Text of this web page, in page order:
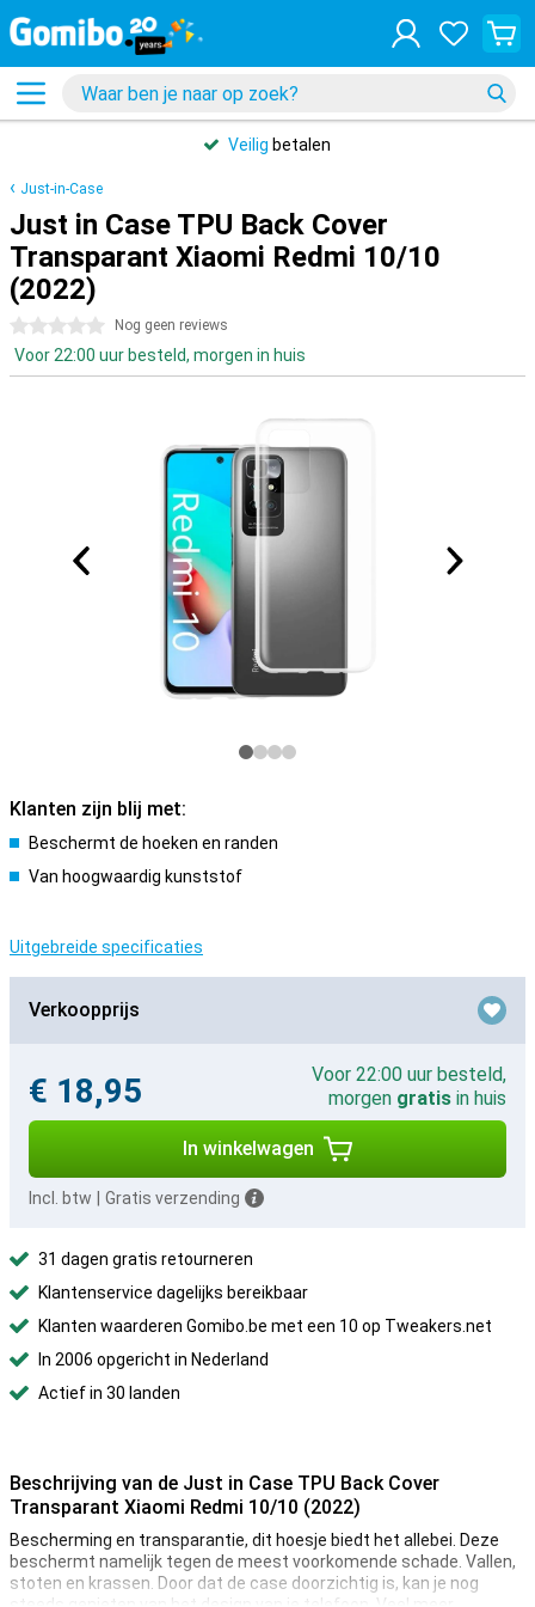
Veilig betalen
Just-in-Case
Just in Case TPU Back Cover
Transparant Xiaomi Redmi 10/10
(2022)
0 sterren Nog geen reviews
Voor 22:00 uur besteld, morgen in huis
Klanten zijn blij met:
Beschermt de hoeken en randen
Van hoogwaardig kunststof
Uitgebreide specificaties
Verkoopprijs
€ 18,95
Voor 22:00 uur besteld,
morgen gratis in huis
In winkelwagen
Incl. btw Gratis verzending
31 dagen gratis retourneren
Klantenservice dagelijks bereikbaar
Klanten waarderen Gomibo.be met een 10 op Tweakers.net
In 2006 opgericht in Nederland
Actief in 30 landen
Beschrijving van de Just in Case TPU Back Cover
Transparant Xiaomi Redmi 10/10 (2022)
Bescherming en transparantie, dit hoesje biedt het allebei. Deze
beschermt namelijk tegen de meest voorkomende schade. Vallen,
stoten en krassen. Door dat de case doorzichtig is, kan je nog